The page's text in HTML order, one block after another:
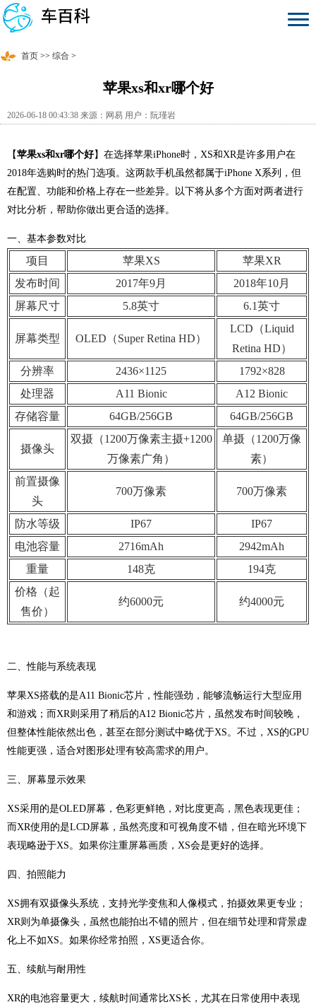
首页 >> 综合 >
苹果xs和xr哪个好
2026-06-18 00:43:38 来源：网易 用户：阮瑾岩
【苹果xs和xr哪个好】在选择苹果iPhone时，XS和XR是许多用户在
2018年选购时的热门选项。这两款手机虽然都属于iPhone X系列，但
在配置、功能和价格上存在一些差异。以下将从多个方面对两者进行
对比分析，帮助你做出更合适的选择。
一、基本参数对比
项目 苹果XS
苹果XR
发布时间
2017年9月
2018年10月
屏幕尺寸
5.8英寸 6.1英寸
屏幕类型 OLED（Super Retina HD）
LCD（Liquid
Retina HD）
分辨率
2436×1125
1792×828
处理器
A11 Bionic
A12 Bionic
存储容量
64GB/256GB 64GB/256GB
摄像头
双摄（1200万像素主摄+1200
万像素广角）
单摄（1200万像
素）
前置摄像
头
700万像素 700万像素
防水等级 IP67
IP67
电池容量
2716mAh
2942mAh
重量
148克
194克
价格（起
售价）
约6000元 约4000元
二、性能与系统表现
苹果XS搭载的是A11 Bionic芯片，性能强劲，能够流畅运行大型应用
和游戏；而XR则采用了稍后的A12 Bionic芯片，虽然发布时间较晚，
但整体性能依然出色，甚至在部分测试中略优于XS。不过，XS的GPU
性能更强，适合对图形处理有较高需求的用户。
三、屏幕显示效果
XS采用的是OLED屏幕，色彩更鲜艳，对比度更高，黑色表现更佳；
而XR使用的是LCD屏幕，虽然亮度和可视角度不错，但在暗光环境下
表现略逊于XS。如果你注重屏幕画质，XS会是更好的选择。
四、拍照能力
XS拥有双摄像头系统，支持光学变焦和人像模式，拍摄效果更专业；
XR则为单摄像头，虽然也能拍出不错的照片，但在细节处理和背景虚
化上不如XS。如果你经常拍照，XS更适合你。
五、续航与耐用性
XR的电池容量更大，续航时间通常比XS长，尤其在日常使用中表现